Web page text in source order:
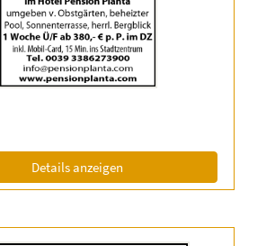
Anzeige
2056987
anzeigen
|
Info:
Details anzeigen